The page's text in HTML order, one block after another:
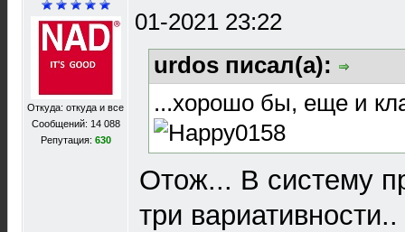
Откуда: откуда и все
Сообщений: 14 088
Репутация: 630
01-2021 23:22
urdos писал(а):
...хорошо бы, еще и
Отож... В систему
три